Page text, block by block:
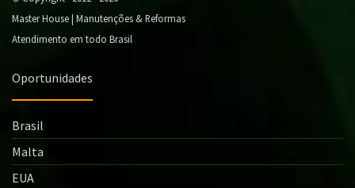
Master House | Manutenções & Reformas
Atendimento em todo Brasil
Oportunidades
Brasil
Malta
EUA